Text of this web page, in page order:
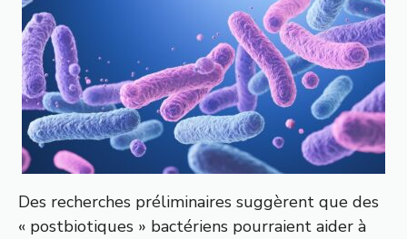
Des recherches préliminaires suggèrent que des
« postbiotiques » bactériens pourraient aider à